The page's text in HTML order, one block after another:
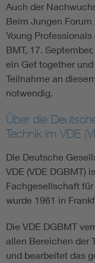
Auch der
Beim Jungen
Young
BMT, 17.
ein Get together
Teilnahme an
notwendig.
Über die
Technik im VDE
Die Deutsche
VDE (VDE DGBMT)
Fachgesellschaft
wurde 1961 in
Die VDE DGBMT
allen Bereichen der
und bearbeitet das